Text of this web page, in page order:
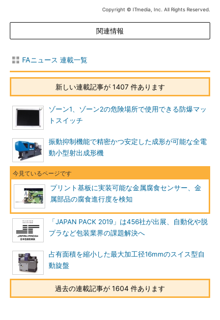
Copyright © ITmedia, Inc. All Rights Reserved.
関連情報
FAニュース 連載一覧
新しい連載記事が 1407 件あります
ゾーン1、ゾーン2の危険場所で使用できる防爆マッ
トスイッチ
振動抑制機能で精密かつ安定した成形が可能な全電
動小型射出成形機
プリント基板に実装可能な金属腐食センサー、金
属部品の腐食進行度を検知
「JAPAN PACK 2019」は456社が出展、自動化や脱
プラなど包装業界の課題解決へ
占有面積を縮小した最大加工径16mmのスイス型自
動旋盤
過去の連載記事が 1604 件あります